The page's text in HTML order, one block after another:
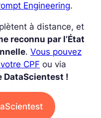
Engineering.
à distance, et
reconnu par l’État
. Vous pouvez
CPF ou via
DataScientest !